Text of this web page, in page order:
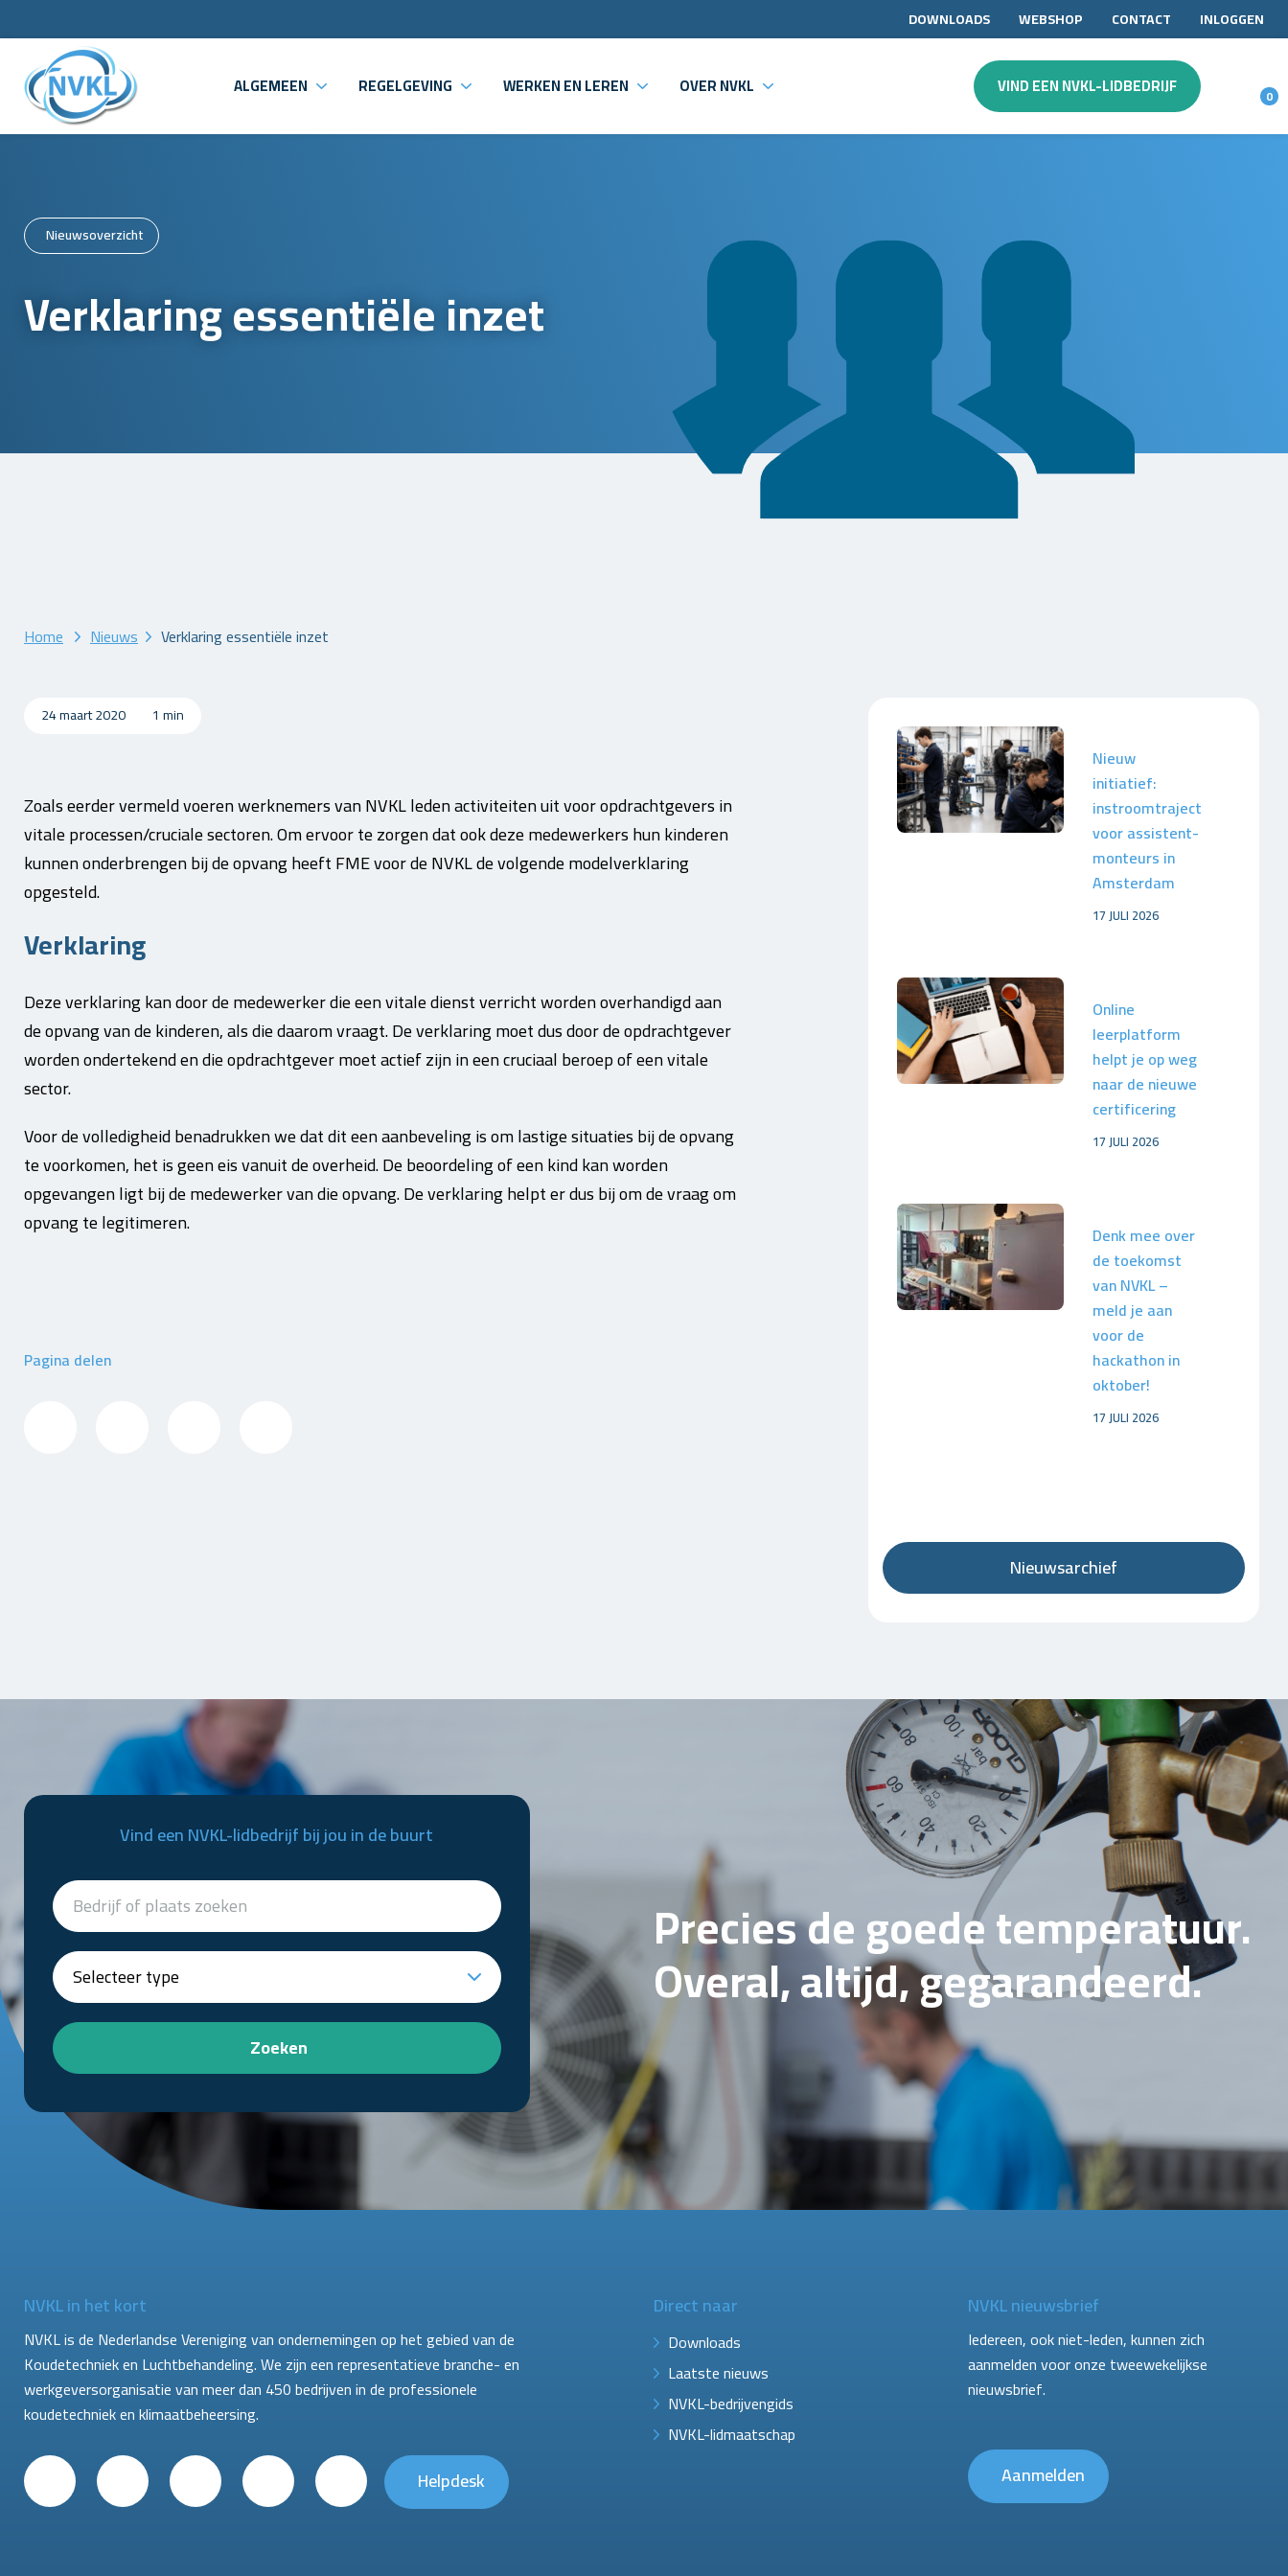
DOWNLOADS WEBSHOP CONTACT INLOGGEN
ALGEMEEN REGELGEVING WERKEN EN LEREN OVER NVKL VIND EEN NVKL-LIDBEDRIJF 0
Nieuwsoverzicht
Verklaring essentiële inzet
Home Nieuws Verklaring essentiële inzet
24 maart 2020 1 min
Zoals eerder vermeld voeren werknemers van NVKL leden activiteiten uit voor opdrachtgevers in
vitale processen/cruciale sectoren. Om ervoor te zorgen dat ook deze medewerkers hun kinderen
kunnen onderbrengen bij de opvang heeft FME voor de NVKL de volgende modelverklaring
opgesteld.
Verklaring
Deze verklaring kan door de medewerker die een vitale dienst verricht worden overhandigd aan
de opvang van de kinderen, als die daarom vraagt. De verklaring moet dus door de opdrachtgever
worden ondertekend en die opdrachtgever moet actief zijn in een cruciaal beroep of een vitale
sector.
Voor de volledigheid benadrukken we dat dit een aanbeveling is om lastige situaties bij de opvang
te voorkomen, het is geen eis vanuit de overheid. De beoordeling of een kind kan worden
opgevangen ligt bij de medewerker van die opvang. De verklaring helpt er dus bij om de vraag om
opvang te legitimeren.
Pagina delen
Nieuw
initiatief:
instroomtraject
voor assistent-
monteurs in
Amsterdam
17 JULI 2026
Online
leerplatform
helpt je op weg
naar de nieuwe
certificering
17 JULI 2026
Denk mee over
de toekomst
van NVKL –
meld je aan
voor de
hackathon in
oktober!
17 JULI 2026
Nieuwsarchief
Vind een NVKL-lidbedrijf bij jou in de buurt
Zoeken
Precies de goede temperatuur.
Overal, altijd, gegarandeerd.
NVKL in het kort
NVKL is de Nederlandse Vereniging van ondernemingen op het gebied van de
Koudetechniek en Luchtbehandeling. We zijn een representatieve branche- en
werkgeversorganisatie van meer dan 450 bedrijven in de professionele
koudetechniek en klimaatbeheersing.
Helpdesk
Direct naar
Downloads
Laatste nieuws
NVKL-bedrijvengids
NVKL-lidmaatschap
NVKL nieuwsbrief
Iedereen, ook niet-leden, kunnen zich
aanmelden voor onze tweewekelijkse
nieuwsbrief.
Aanmelden